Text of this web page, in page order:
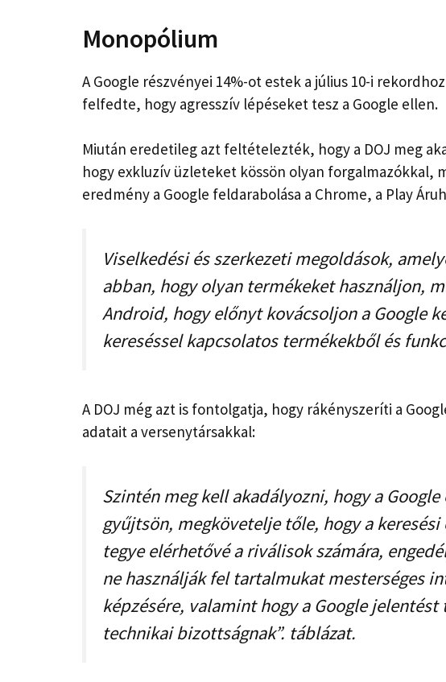
Monopólium
A Google részvényei 14%-ot estek a július 10-i
felfedte, hogy agresszív lépéseket tesz a Google ellen.
Miután eredetileg azt feltételezték, hogy a DOJ meg
hogy exkluzív üzleteket kössön olyan forgalmazókkal,
eredmény a Google feldarabolása a Chrome, a Play
Viselkedési és szerkezeti megoldások,
abban, hogy olyan termékeket használjon,
Android, hogy előnyt kovácsoljon a Google
kereséssel kapcsolatos termékekből és
A DOJ még azt is fontolgatja, hogy rákényszeríti a
adatait a versenytársakkal:
Szintén meg kell akadályozni, hogy a
gyűjtsön, megkövetelje tőle, hogy a
tegye elérhetővé a riválisok számára,
ne használják fel tartalmukat mesterséges
képzésére, valamint hogy a Google
technikai bizottságnak”. táblázat.